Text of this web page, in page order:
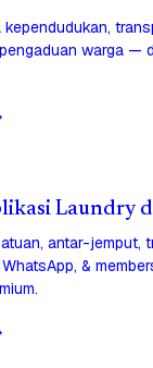
warga —
Laundry
antar-jemput,
&